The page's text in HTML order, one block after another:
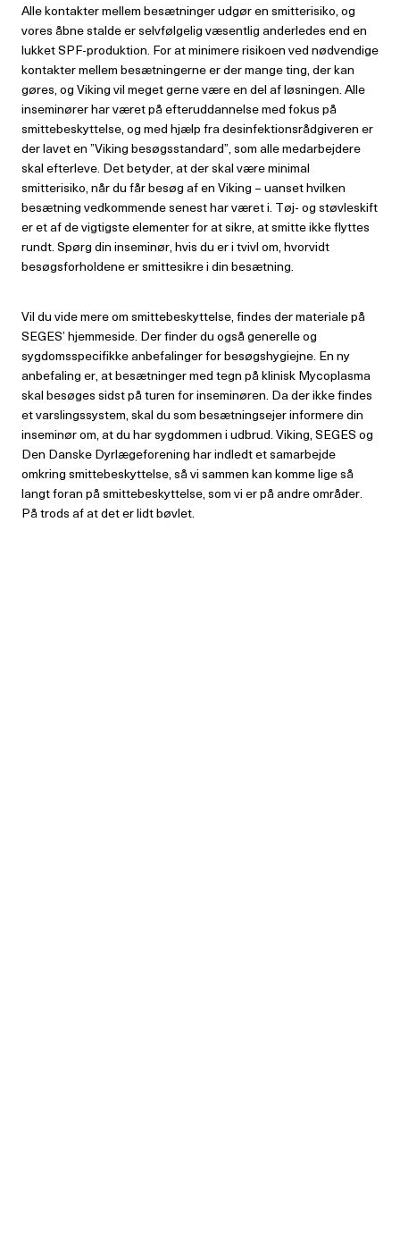
Alle kontakter mellem besætninger udgør en smitterisiko, og
vores åbne stalde er selvfølgelig væsentlig anderledes end en
lukket SPF-produktion. For at minimere risikoen ved nødvendige
kontakter mellem besætningerne er der mange ting, der kan
gøres, og Viking vil meget gerne være en del af løsningen. Alle
inseminører har været på efteruddannelse med fokus på
smittebeskyttelse, og med hjælp fra desinfektionsrådgiveren er
der lavet en ”Viking besøgsstandard”, som alle medarbejdere
skal efterleve. Det betyder, at der skal være minimal
smitterisiko, når du får besøg af en Viking – uanset hvilken
besætning vedkommende senest har været i. Tøj- og støvleskift
er et af de vigtigste elementer for at sikre, at smitte ikke flyttes
rundt. Spørg din inseminør, hvis du er i tvivl om, hvorvidt
besøgsforholdene er smittesikre i din besætning.
Vil du vide mere om smittebeskyttelse, findes der materiale på
SEGES’ hjemmeside. Der finder du også generelle og
sygdomsspecifikke anbefalinger for besøgshygiejne. En ny
anbefaling er, at besætninger med tegn på klinisk Mycoplasma
skal besøges sidst på turen for inseminøren. Da der ikke findes
et varslingssystem, skal du som besætningsejer informere din
inseminør om, at du har sygdommen i udbrud. Viking, SEGES og
Den Danske Dyrlægeforening har indledt et samarbejde
omkring smittebeskyttelse, så vi sammen kan komme lige så
langt foran på smittebeskyttelse, som vi er på andre områder.
På trods af at det er lidt bøvlet.